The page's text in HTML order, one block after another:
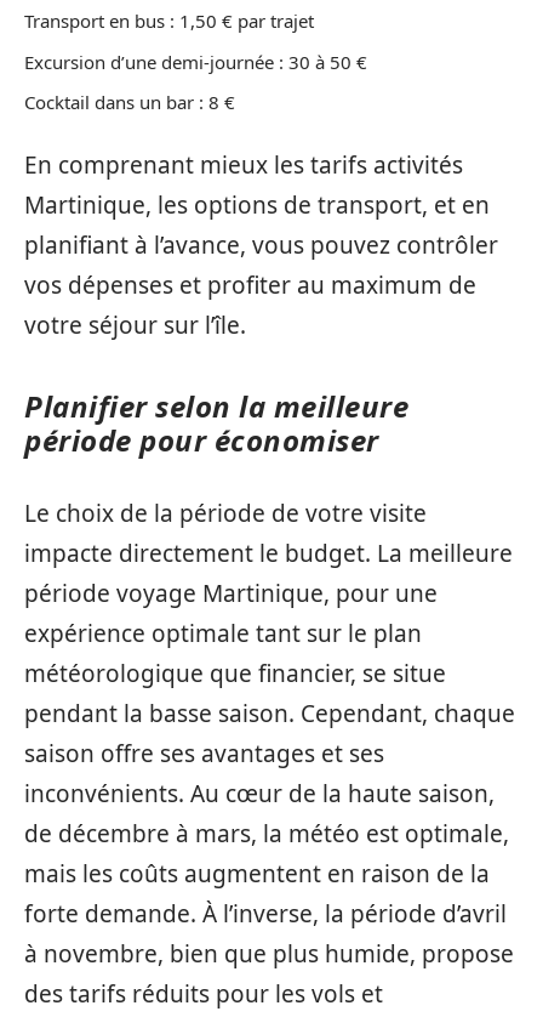
Transport en bus : 1,50 € par trajet
Excursion d’une demi-journée : 30 à 50 €
Cocktail dans un bar : 8 €
En comprenant mieux les tarifs activités
Martinique, les options de transport, et en
planifiant à l’avance, vous pouvez contrôler
vos dépenses et profiter au maximum de
votre séjour sur l’île.
Planifier selon la meilleure
période pour économiser
Le choix de la période de votre visite
impacte directement le budget. La meilleure
période voyage Martinique, pour une
expérience optimale tant sur le plan
météorologique que financier, se situe
pendant la basse saison. Cependant, chaque
saison offre ses avantages et ses
inconvénients. Au cœur de la haute saison,
de décembre à mars, la météo est optimale,
mais les coûts augmentent en raison de la
forte demande. À l’inverse, la période d’avril
à novembre, bien que plus humide, propose
des tarifs réduits pour les vols et